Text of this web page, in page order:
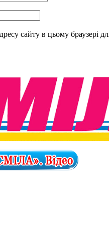
сайту в цьому браузері